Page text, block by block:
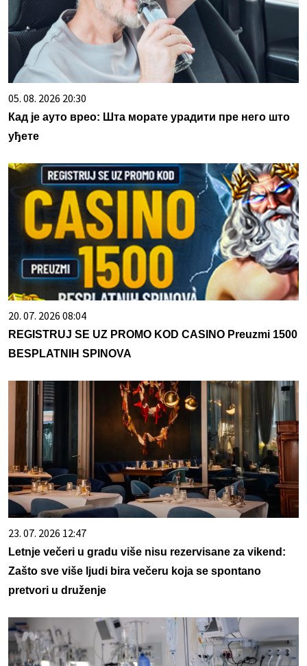
05. 08. 2026 20:30
Кад је ауто врео: Шта морате урадити пре него што
уђете
20. 07. 2026 08:04
REGISTRUJ SE UZ PROMO KOD CASINO Preuzmi 1500
BESPLATNIH SPINOVA
23. 07. 2026 12:47
Letnje večeri u gradu više nisu rezervisane za vikend:
Zašto sve više ljudi bira večeru koja se spontano
pretvori u druženje